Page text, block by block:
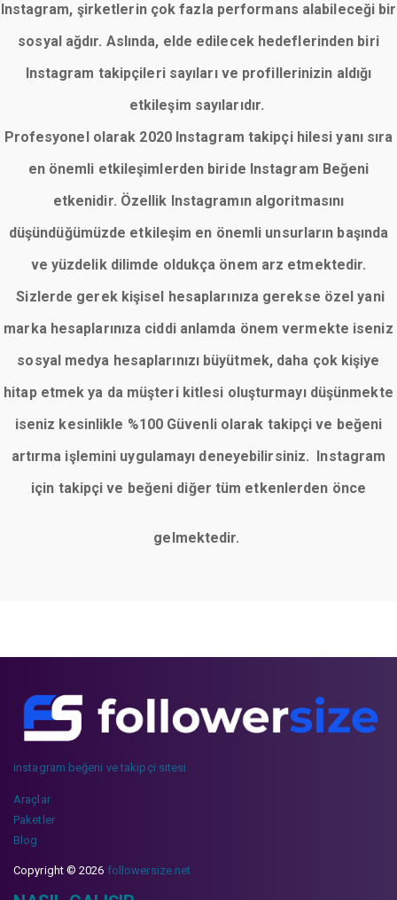
Instagram, şirketlerin çok fazla performans alabileceği bir
sosyal ağdır. Aslında, elde edilecek hedeflerinden biri
Instagram takipçileri sayıları ve profillerinizin aldığı
etkileşim sayılarıdır.
Profesyonel olarak 2020 Instagram takipçi hilesi yanı sıra
en önemli etkileşimlerden biride Instagram Beğeni
etkenidir. Özellik Instagramın algoritmasını
düşündüğümüzde etkileşim en önemli unsurların başında
ve yüzdelik dilimde oldukça önem arz etmektedir.
Sizlerde gerek kişisel hesaplarınıza gerekse özel yani
marka hesaplarınıza ciddi anlamda önem vermekte iseniz
sosyal medya hesaplarınızı büyütmek, daha çok kişiye
hitap etmek ya da müşteri kitlesi oluşturmayı düşünmekte
iseniz kesinlikle %100 Güvenli olarak takipçi ve beğeni
artırma işlemini uygulamayı deneyebilirsiniz. Instagram
için takipçi ve beğeni diğer tüm etkenlerden önce
gelmektedir.
instagram beğeni ve takipçi sitesi
Araçlar
Paketler
Blog
Copyright © 2026 followersize.net